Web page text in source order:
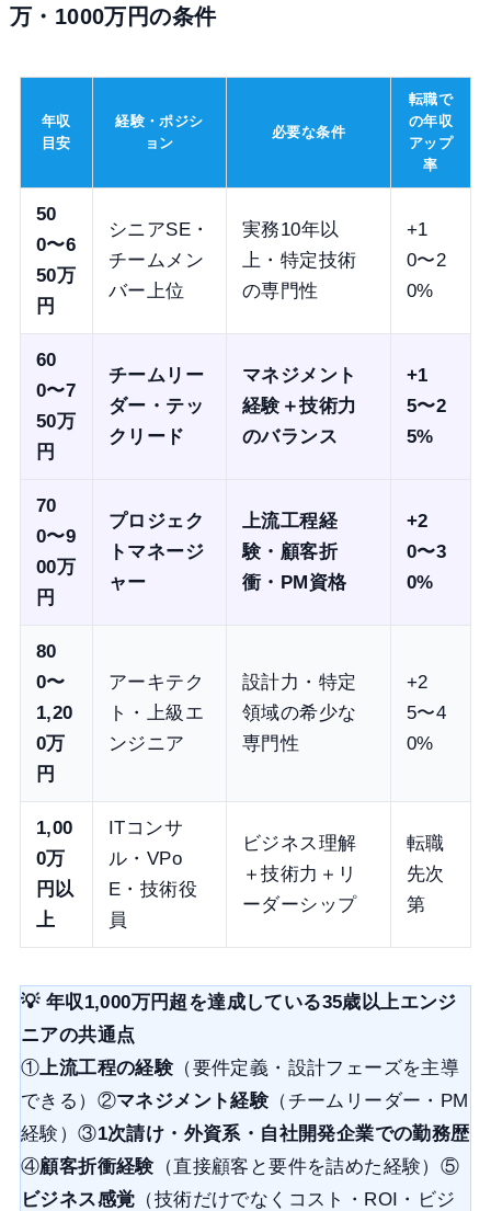
万・1000万円の条件
年収
目安
経験・ポジシ
ョン
必要な条件
転職で
の年収
アップ
率
50
0〜6
50万
円
シニアSE・
チームメン
バー上位
実務10年以
上・特定技術
の専門性
+1
0〜2
0%
60
0〜7
50万
円
チームリー
ダー・テッ
クリード
マネジメント
経験＋技術力
のバランス
+1
5〜2
5%
70
0〜9
00万
円
プロジェク
トマネージ
ャー
上流工程経
験・顧客折
衝・PM資格
+2
0〜3
0%
80
0〜
1,20
0万
円
アーキテク
ト・上級エ
ンジニア
設計力・特定
領域の希少な
専門性
+2
5〜4
0%
1,00
0万
円以
上
ITコンサ
ル・VPo
E・技術役
員
ビジネス理解
＋技術力＋リ
ーダーシップ
転職
先次
第
💡 年収1,000万円超を達成している35歳以上エンジ
ニアの共通点
①上流工程の経験（要件定義・設計フェーズを主導
できる）②マネジメント経験（チームリーダー・PM
経験）③1次請け・外資系・自社開発企業での勤務歴
④顧客折衝経験（直接顧客と要件を詰めた経験）⑤
ビジネス感覚 （技術だけでなくコスト・ROI・ビジ